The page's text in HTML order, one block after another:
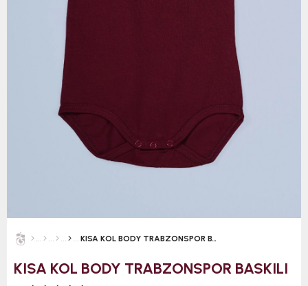
KISA KOL BODY TRABZONSPOR BASKILI
KISA KOL BODY TRABZONSPOR BASKILI